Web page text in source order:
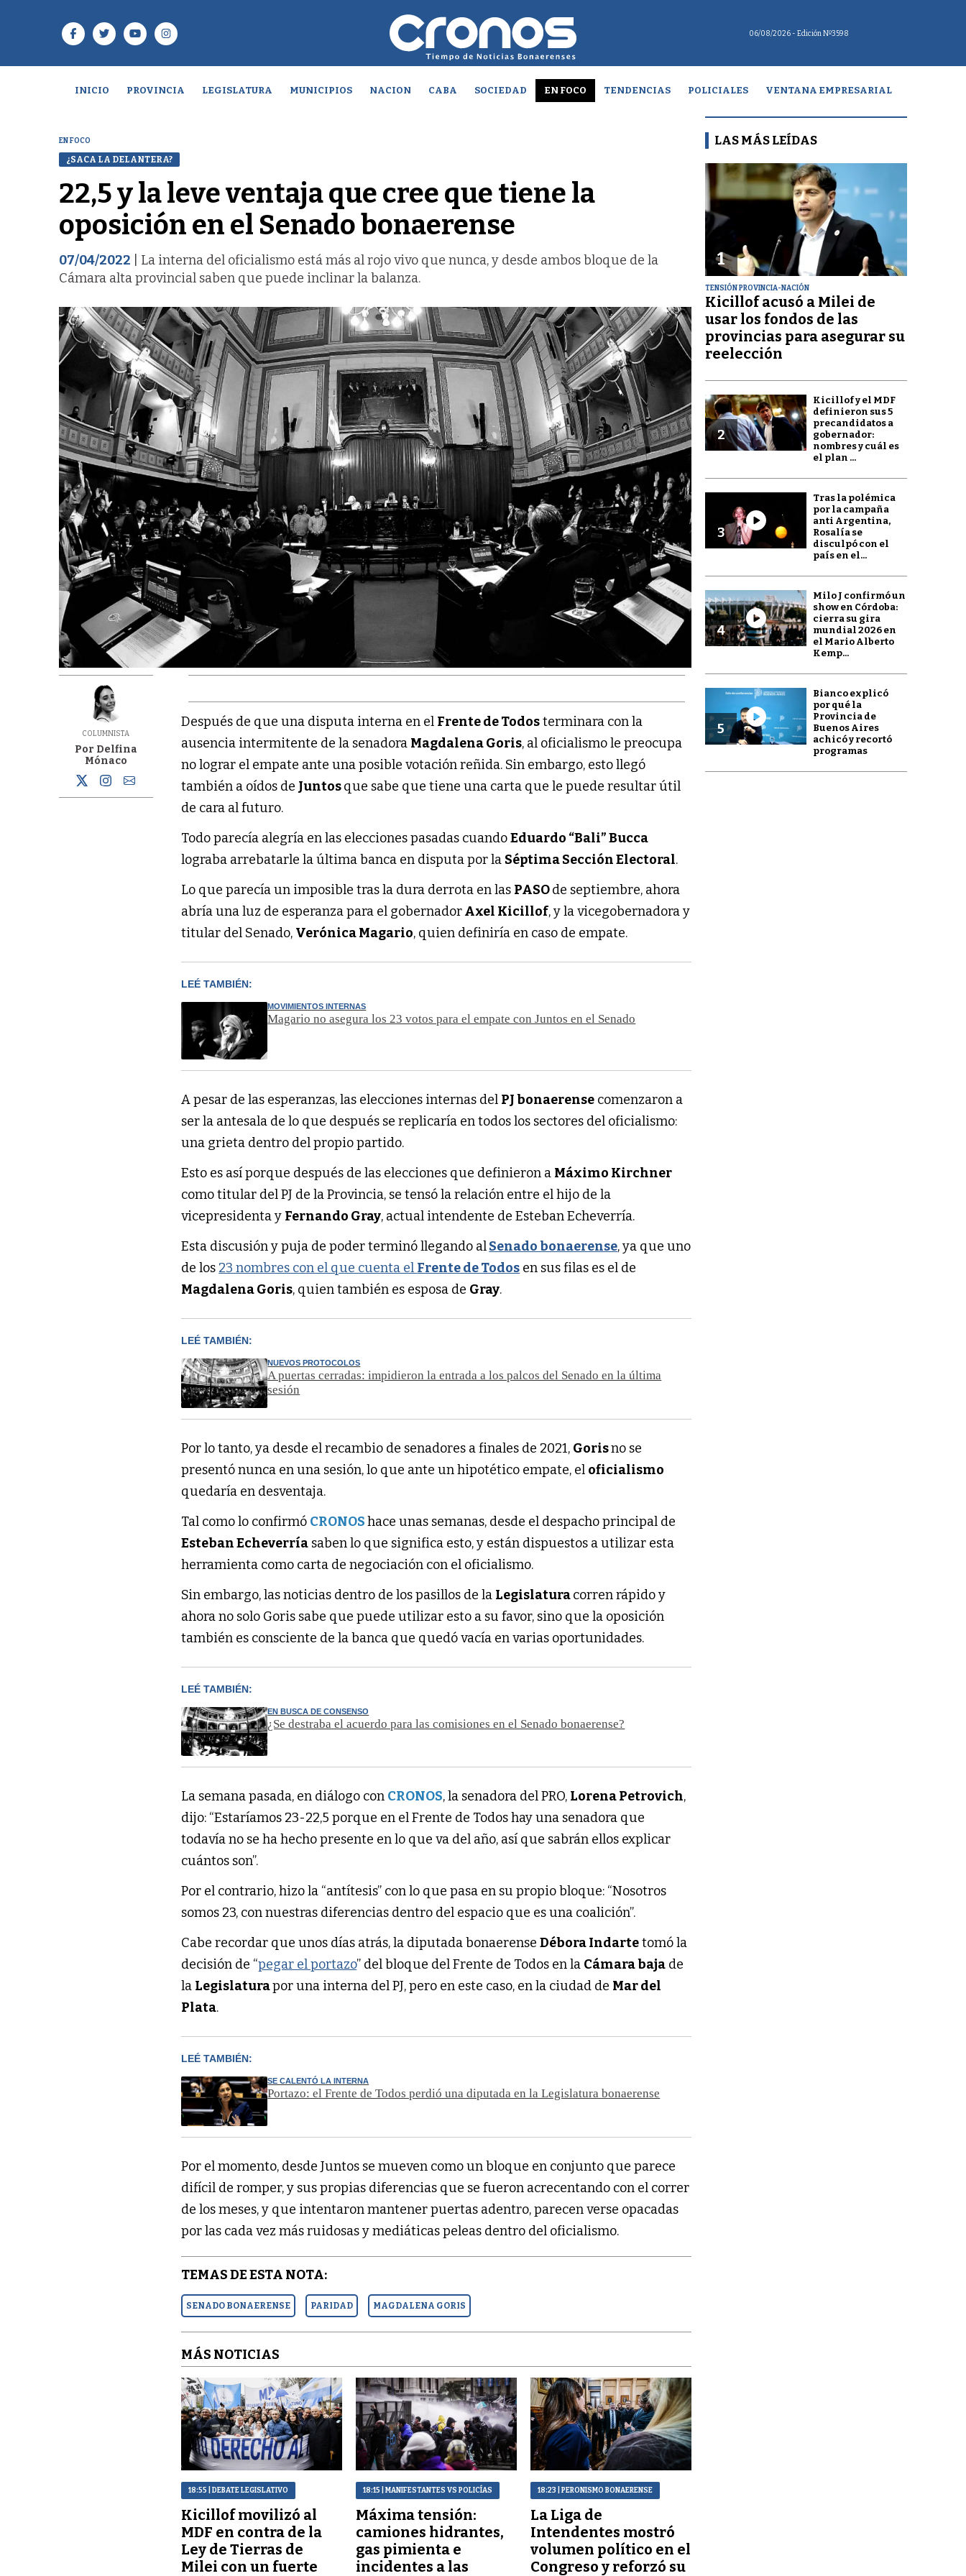
06/08/2026 - Edición Nº3598
INICIO PROVINCIA LEGISLATURA MUNICIPIOS NACION CABA SOCIEDAD EN FOCO TENDENCIAS POLICIALES VENTANA EMPRESARIAL
EN FOCO
¿SACA LA DELANTERA?
22,5 y la leve ventaja que cree que tiene la
oposición en el Senado bonaerense
07/04/2022 | La interna del oficialismo está más al rojo vivo que nunca, y desde ambos bloque de la
Cámara alta provincial saben que puede inclinar la balanza.
COLUMNISTA
Por Delfina
Mónaco
Después de que una disputa interna en el Frente de Todosterminara con la
ausencia intermitente de la senadora Magdalena Goris, al oficialismo le preocupa
no lograr el empate ante una posible votación reñida. Sin embargo, esto llegó
también a oídos de Juntosque sabe que tiene una carta que le puede resultar útil
de cara al futuro.
Todo parecía alegría en las elecciones pasadas cuandoEduardo “Bali” Bucca
lograba arrebatarle la última banca en disputa por la Séptima Sección Electoral.
Lo que parecía un imposible tras la dura derrota en las PASOde septiembre, ahora
abría una luz de esperanza para el gobernadorAxel Kicillof, y la vicegobernadora y
titular del Senado, Verónica Magario, quien definiría en caso de empate.
LEÉ TAMBIÉN:
MOVIMIENTOS INTERNAS
Magario no asegura los 23 votos para el empate con Juntos en el Senado
A pesar de las esperanzas, las elecciones internas del PJ bonaerense comenzaron a
ser la antesala de lo que después se replicaría en todos los sectores del oficialismo:
una grieta dentro del propio partido.
Esto es así porque después de las elecciones que definieron a Máximo Kirchner
como titular del PJ de la Provincia, se tensó la relación entre el hijo de la
vicepresidenta y Fernando Gray, actual intendente de Esteban Echeverría.
Esta discusión y puja de poder terminó llegando alSenado bonaerense, ya que uno
de los 23 nombres con el que cuenta el Frente de Todos en sus filas es el de
Magdalena Goris, quien también es esposa de Gray.
LEÉ TAMBIÉN:
NUEVOS PROTOCOLOS
A puertas cerradas: impidieron la entrada a los palcos del Senado en la última
sesión
Por lo tanto, ya desde el recambio de senadores a finales de 2021, Gorisno se
presentó nunca en una sesión, lo que ante un hipotético empate, el oficialismo
quedaría en desventaja.
Tal como lo confirmó CRONOShace unas semanas, desde el despacho principal de
Esteban Echeverría saben lo que significa esto, y están dispuestos a utilizar esta
herramienta como carta de negociación con el oficialismo.
Sin embargo, las noticias dentro de los pasillos de la Legislaturacorren rápido y
ahora no solo Goris sabe que puede utilizar esto a su favor, sino que la oposición
también es consciente de la banca que quedó vacía en varias oportunidades.
LEÉ TAMBIÉN:
EN BUSCA DE CONSENSO
¿Se destraba el acuerdo para las comisiones en el Senado bonaerense?
La semana pasada, en diálogo con CRONOS, la senadora del PRO, Lorena Petrovich,
dijo: “Estaríamos 23-22,5 porque en el Frente de Todos hay una senadora que
todavía no se ha hecho presente en lo que va del año, así que sabrán ellos explicar
cuántos son”.
Por el contrario, hizo la “antítesis” con lo que pasa en su propio bloque: “Nosotros
somos 23, con nuestras diferencias dentro del espacio que es una coalición”.
Cabe recordar que unos días atrás, la diputada bonaerenseDébora Indartetomó la
decisión de “pegar el portazo” del bloque del Frente de Todos en la Cámara baja de
la Legislaturapor una interna del PJ, pero en este caso, en la ciudad de Mar del
Plata.
LEÉ TAMBIÉN:
SE CALENTÓ LA INTERNA
Portazo: el Frente de Todos perdió una diputada en la Legislatura bonaerense
Por el momento, desde Juntos se mueven como un bloque en conjunto que parece
difícil de romper, y sus propias diferencias que se fueron acrecentando con el correr
de los meses, y que intentaron mantener puertas adentro, parecen verse opacadas
por las cada vez más ruidosas y mediáticas peleas dentro del oficialismo.
TEMAS DE ESTA NOTA:
SENADO BONAERENSE PARIDAD MAGDALENA GORIS
MÁS NOTICIAS
18:55 | DEBATE LEGISLATIVO
Kicillof movilizó al
MDF en contra de la
Ley de Tierras de
Milei con un fuerte
18:15 | MANIFESTANTES VS POLICÍAS
Máxima tensión:
camiones hidrantes,
gas pimienta e
incidentes a las
18:23 | PERONISMO BONAERENSE
La Liga de
Intendentes mostró
volumen político en el
Congreso y reforzó su
LAS MÁS LEÍDAS
1
TENSIÓN PROVINCIA-NACIÓN
Kicillof acusó a Milei de
usar los fondos de las
provincias para asegurar su
reelección
2
Kicillof y el MDF
definieron sus 5
precandidatos a
gobernador:
nombres y cuál es
el plan ...
3
Tras la polémica
por la campaña
anti Argentina,
Rosalía se
disculpó con el
país en el...
4
Milo J confirmó un
show en Córdoba:
cierra su gira
mundial 2026 en
el Mario Alberto
Kemp...
5
Bianco explicó
por qué la
Provincia de
Buenos Aires
achicó y recortó
programas